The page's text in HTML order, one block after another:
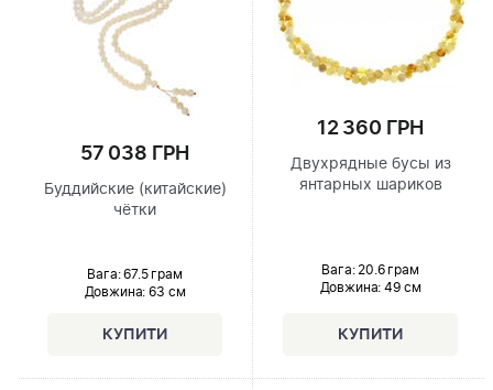
57 038 ГРН
Буддийские (китайские)
чётки
Вага: 67.5 грам
Довжина: 63 см
12 360 ГРН
Двухрядные бусы из
янтарных шариков
Вага: 20.6 грам
Довжина: 49 см